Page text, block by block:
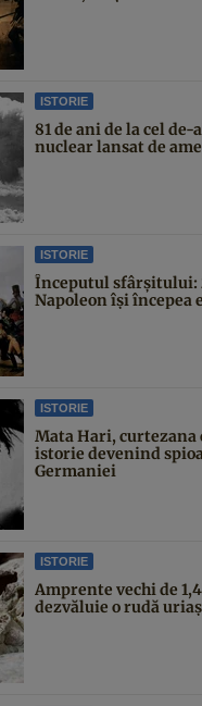
ISTORIE
81 de ani de la cel de-
nuclear lansat de
ISTORIE
Începutul sfârşitului:
Napoleon îşi începea
ISTORIE
Mata Hari, curtezana
istorie devenind
Germaniei
ISTORIE
Amprente vechi de
dezvăluie o rudă